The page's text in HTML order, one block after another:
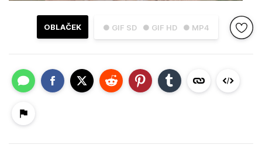
● GIF SD ● GIF HD ● MP4
OBLAČEK